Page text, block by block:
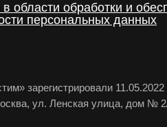
зарегистрировали 11.05.2022
ул. Ленская улица, дом №
области обработки и
персональных данных